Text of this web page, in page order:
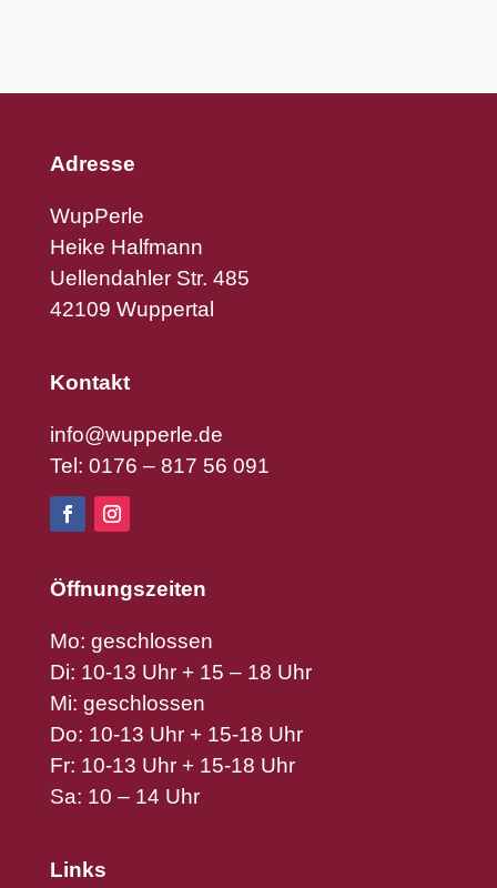
Adresse
WupPerle
Heike Halfmann
Uellendahler Str. 485
42109 Wuppertal
Kontakt
info@wupperle.de
Tel: 0176 – 817 56 091
Öffnungszeiten
Mo: geschlossen
Di: 10-13 Uhr + 15 – 18 Uhr
Mi: geschlossen
Do: 10-13 Uhr + 15-18 Uhr
Fr: 10-13 Uhr + 15-18 Uhr
Sa: 10 – 14 Uhr
Links